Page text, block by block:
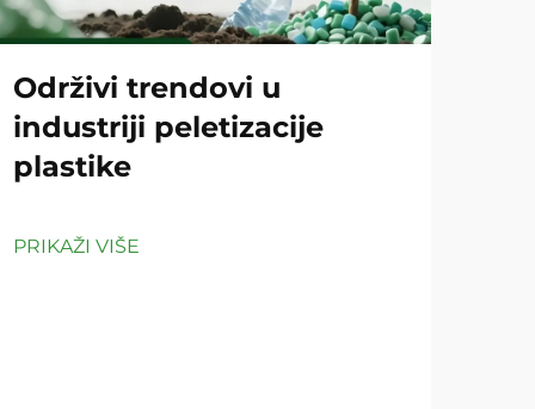
Održivi trendovi u
industriji peletizacije
plastike
PRIKAŽI VIŠE